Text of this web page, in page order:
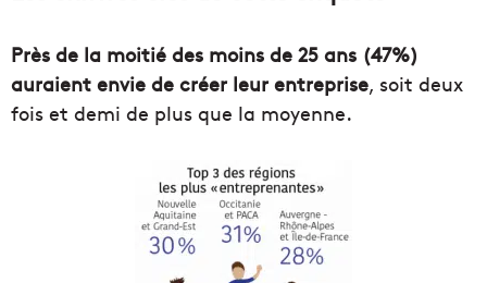
Près de la moitié des moins de 25 ans (47%)
auraient envie de créer leur entreprise, soit deux
fois et demi de plus que la moyenne.